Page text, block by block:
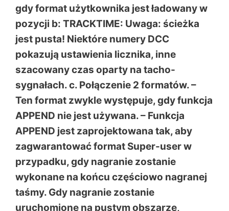
gdy format użytkownika jest ładowany w
pozycji b: TRACKTIME: Uwaga: ścieżka
jest pusta! Niektóre numery DCC
pokazują ustawienia licznika, inne
szacowany czas oparty na tacho-
sygnałach. c. Połączenie 2 formatów. –
Ten format zwykle występuje, gdy funkcja
APPEND nie jest używana. – Funkcja
APPEND jest zaprojektowana tak, aby
zagwarantować format Super-user w
przypadku, gdy nagranie zostanie
wykonane na końcu częściowo nagranej
taśmy. Gdy nagranie zostanie
uruchomione na pustym obszarze,